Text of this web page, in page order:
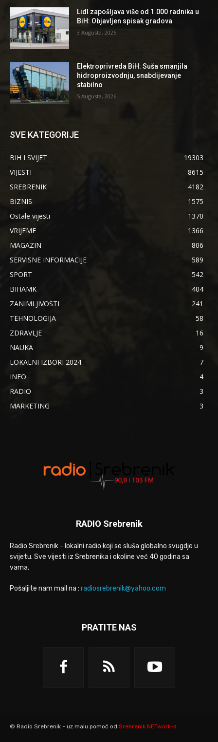
Lidl zapošljava više od 1.000 radnika u
BiH: Objavljen spisak gradova
3 Augusta, 2026
Elektroprivreda BiH: Suša smanjila
hidroproizvodnju, snabdijevanje
stabilno
5 Augusta, 2026
SVE KATEGORIJE
BIH I SVIJET
19303
VIJESTI
8615
SREBRENIK
4182
BIZNIS
1575
Ostale vijesti
1370
VRIJEME
1366
MAGAZIN
806
SERVISNE INFORMACIJE
589
SPORT
542
BIHAMK
404
ZANIMLJIVOSTI
241
TEHNOLOGIJA
58
ZDRAVLJE
16
NAUKA
9
LOKALNI IZBORI 2024.
7
INFO
4
RADIO
3
MARKETING
3
RADIO Srebrenik
Radio Srebrenik - lokalni radio koji se sluša globalno svugdje u
svijetu. Sve vijesti iz Srebrenika i okoline već 40 godina sa
vama.
Pošaljite nam mail na : radiosrebrenik@yahoo.com
PRATITE NAS
© Radio Srebrenik - uz malu pomoć od Srebrenik.NETwork-a